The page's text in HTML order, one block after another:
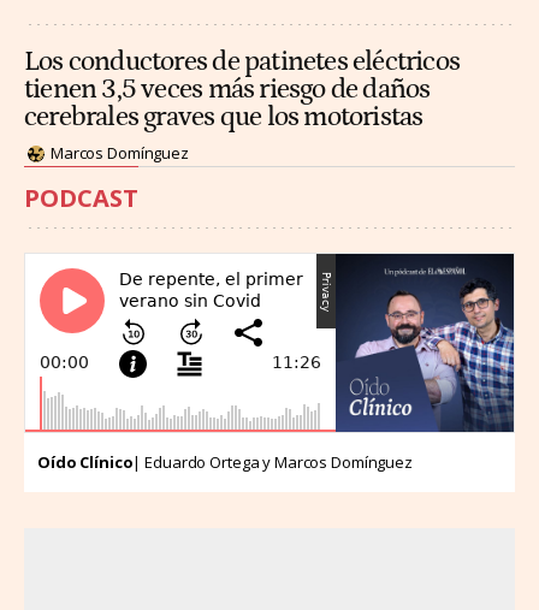
Los conductores de patinetes eléctricos
tienen 3,5 veces más riesgo de daños
cerebrales graves que los motoristas
Marcos Domínguez
PODCAST
Oído Clínico| Eduardo Ortega y Marcos Domínguez